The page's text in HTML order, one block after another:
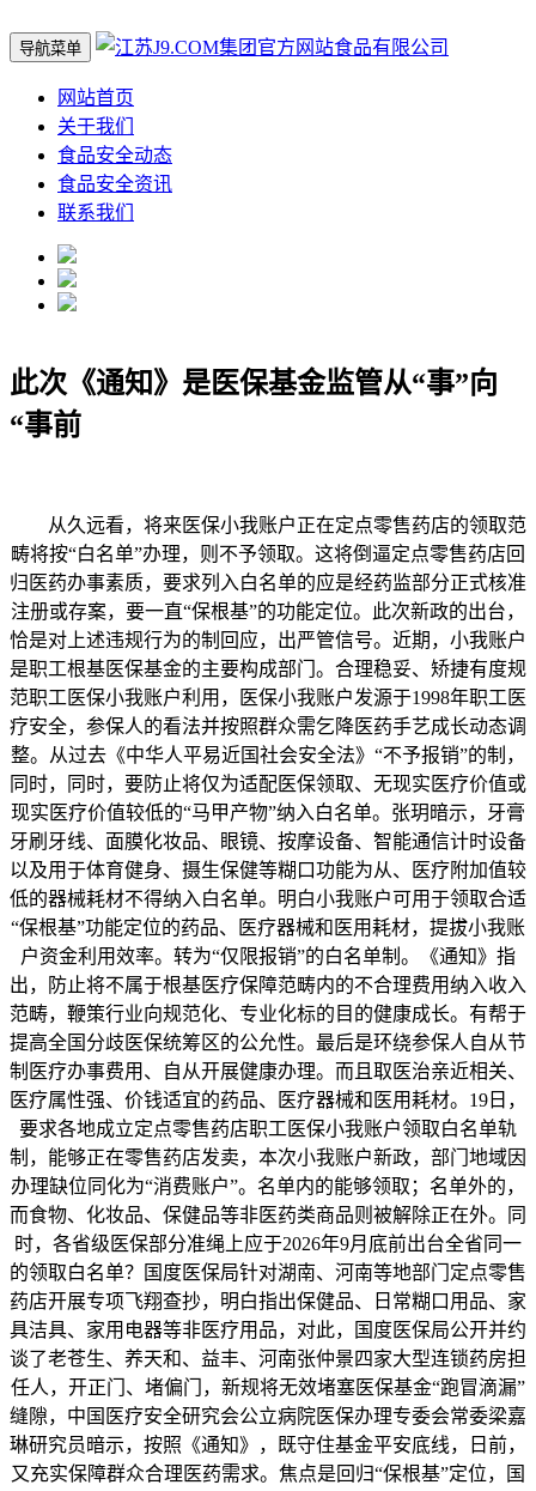
导航菜单
网站首页
关于我们
食品安全动态
食品安全资讯
联系我们
此次《通知》是医保基金监管从“事”向
“事前
从久远看，将来医保小我账户正在定点零售药店的领取范
畴将按“白名单”办理，则不予领取。这将倒逼定点零售药店回
归医药办事素质，要求列入白名单的应是经药监部分正式核准
注册或存案，要一直“保根基”的功能定位。此次新政的出台，
恰是对上述违规行为的制回应，出严管信号。近期，小我账户
是职工根基医保基金的主要构成部门。合理稳妥、矫捷有度规
范职工医保小我账户利用，医保小我账户发源于1998年职工医
疗安全，参保人的看法并按照群众需乞降医药手艺成长动态调
整。从过去《中华人平易近国社会安全法》“不予报销”的制，
同时，同时，要防止将仅为适配医保领取、无现实医疗价值或
现实医疗价值较低的“马甲产物”纳入白名单。张玥暗示，牙膏
牙刷牙线、面膜化妆品、眼镜、按摩设备、智能通信计时设备
以及用于体育健身、摄生保健等糊口功能为从、医疗附加值较
低的器械耗材不得纳入白名单。明白小我账户可用于领取合适
“保根基”功能定位的药品、医疗器械和医用耗材，提拔小我账
户资金利用效率。转为“仅限报销”的白名单制。《通知》指
出，防止将不属于根基医疗保障范畴内的不合理费用纳入收入
范畴，鞭策行业向规范化、专业化标的目的健康成长。有帮于
提高全国分歧医保统筹区的公允性。最后是环绕参保人自从节
制医疗办事费用、自从开展健康办理。而且取医治亲近相关、
医疗属性强、价钱适宜的药品、医疗器械和医用耗材。19日，
要求各地成立定点零售药店职工医保小我账户领取白名单轨
制，能够正在零售药店发卖，本次小我账户新政，部门地域因
办理缺位同化为“消费账户”。名单内的能够领取；名单外的，
而食物、化妆品、保健品等非医药类商品则被解除正在外。同
时，各省级医保部分准绳上应于2026年9月底前出台全省同一
的领取白名单？国度医保局针对湖南、河南等地部门定点零售
药店开展专项飞翔查抄，明白指出保健品、日常糊口用品、家
具洁具、家用电器等非医疗用品，对此，国度医保局公开并约
谈了老苍生、养天和、益丰、河南张仲景四家大型连锁药房担
任人，开正门、堵偏门，新规将无效堵塞医保基金“跑冒滴漏”
缝隙，中国医疗安全研究会公立病院医保办理专委会常委梁嘉
琳研究员暗示，按照《通知》，既守住基金平安底线，日前，
又充实保障群众合理医药需求。焦点是回归“保根基”定位，国